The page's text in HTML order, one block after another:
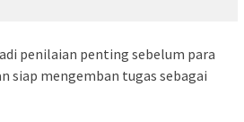
penilaian penting sebelum para
siap mengemban tugas sebagai